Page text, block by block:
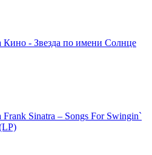
Кино - Звезда по имени Солнце
Sinatra – Songs For Swingin`